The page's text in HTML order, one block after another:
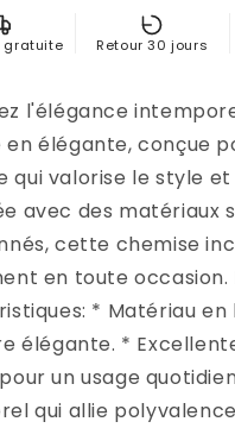
gratuite Retour 30 jours
l'élégance
en élégante, conçue
qui valorise le style
avec des matériaux
cette chemise
en toute occasion.
* Matériau en
élégante. *
un usage
qui allie